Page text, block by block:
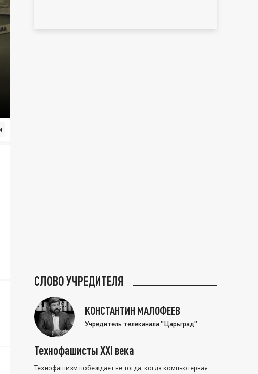
СЛОВО УЧРЕДИТЕЛЯ
КОНСТАНТИН МАЛОФЕЕВ
Учредитель телеканала "Царьград"
Технофашисты XXI века
Технофашизм побеждает не тогда, когда компьютерная